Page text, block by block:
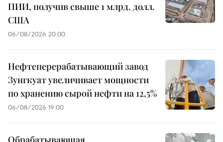
ПИИ, получив свыше 1 млрд. долл.
США
06/08/2026 20:00
Нефтеперерабатывающий завод
Зунгкуат увеличивает мощности
по хранению сырой нефти на 12,5%
06/08/2026 19:00